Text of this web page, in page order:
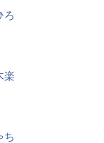
ろ
楽
ち